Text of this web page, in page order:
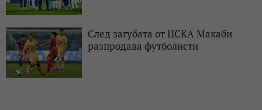
След загубата от ЦСКА Макаби
разпродава футболисти